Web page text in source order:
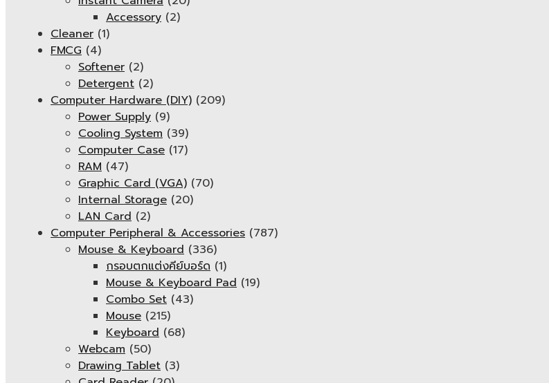
Accessory (2)
Cleaner (1)
FMCG (4)
Softener (2)
Detergent (2)
Computer Hardware (DIY) (209)
Power Supply (9)
Cooling System (39)
Computer Case (17)
RAM (47)
Graphic Card (VGA) (70)
Internal Storage (20)
LAN Card (2)
Computer Peripheral & Accessories (787)
Mouse & Keyboard (336)
กรอบตกแต่งคีย์บอร์ด (1)
Mouse & Keyboard Pad (19)
Combo Set (43)
Mouse (215)
Keyboard (68)
Webcam (50)
Drawing Tablet (3)